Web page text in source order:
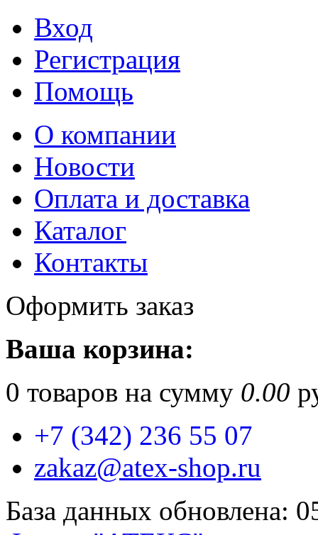
Вход
Регистрация
Помощь
О компании
Новости
Оплата и доставка
Каталог
Контакты
Оформить заказ
Ваша корзина:
0 товаров на сумму 0.00
+7 (342) 236 55 07
zakaz@atex-shop.ru
База данных обновлена: